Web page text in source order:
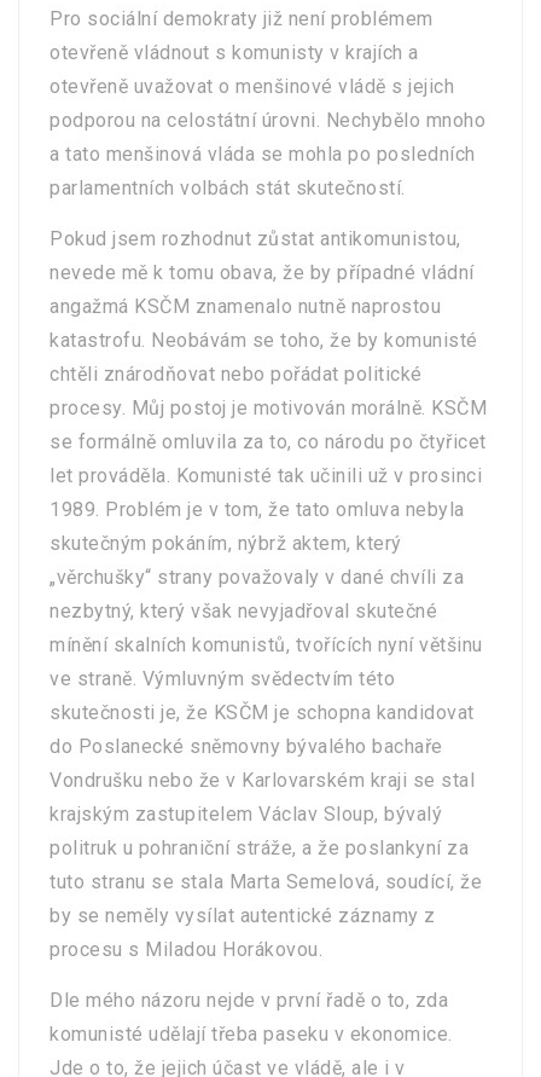
Pro sociální demokraty již není problémem
otevřeně vládnout s komunisty v krajích a
otevřeně uvažovat o menšinové vládě s jejich
podporou na celostátní úrovni. Nechybělo mnoho
a tato menšinová vláda se mohla po posledních
parlamentních volbách stát skutečností.
Pokud jsem rozhodnut zůstat antikomunistou,
nevede mě k tomu obava, že by případné vládní
angažmá KSČM znamenalo nutně naprostou
katastrofu. Neobávám se toho, že by komunisté
chtěli znárodňovat nebo pořádat politické
procesy. Můj postoj je motivován morálně. KSČM
se formálně omluvila za to, co národu po čtyřicet
let prováděla. Komunisté tak učinili už v prosinci
1989. Problém je v tom, že tato omluva nebyla
skutečným pokáním, nýbrž aktem, který
„věrchušky“ strany považovaly v dané chvíli za
nezbytný, který však nevyjadřoval skutečné
mínění skalních komunistů, tvořících nyní většinu
ve straně. Výmluvným svědectvím této
skutečnosti je, že KSČM je schopna kandidovat
do Poslanecké sněmovny bývalého bachaře
Vondrušku nebo že v Karlovarském kraji se stal
krajským zastupitelem Václav Sloup, bývalý
politruk u pohraniční stráže, a že poslankyní za
tuto stranu se stala Marta Semelová, soudící, že
by se neměly vysílat autentické záznamy z
procesu s Miladou Horákovou.
Dle mého názoru nejde v první řadě o to, zda
komunisté udělají třeba paseku v ekonomice.
Jde o to, že jejich účast ve vládě, ale i v